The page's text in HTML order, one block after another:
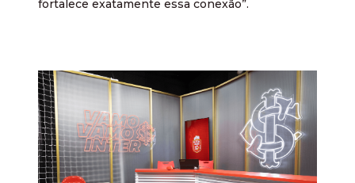
fortalece exatamente essa conexão”.